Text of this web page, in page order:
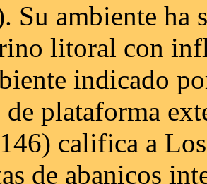
Su ambiente ha
litoral con
indicado
de plataforma
califica a
de abanicos